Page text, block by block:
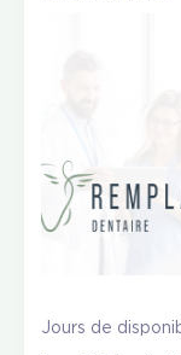
Jours de